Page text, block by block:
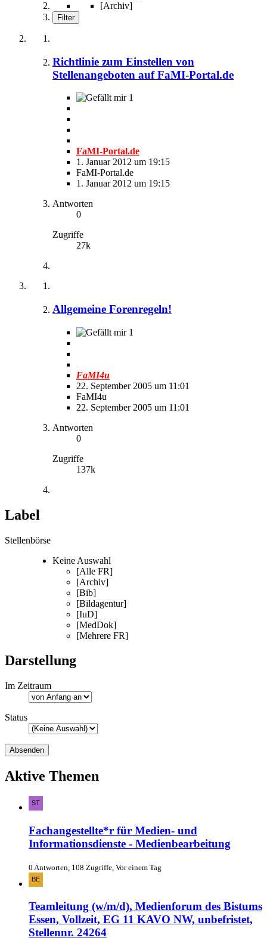
[Archiv]
Filter
Richtlinie zum Einstellen von
Stellenangeboten auf FaMI-Portal.de
1
FaMI-Portal.de
1. Januar 2012 um 19:15
FaMI-Portal.de
1. Januar 2012 um 19:15
Antworten
0
Zugriffe
27k
Allgemeine Forenregeln!
1
FaMI4u
22. September 2005 um 11:01
FaMI4u
22. September 2005 um 11:01
Antworten
0
Zugriffe
137k
Label
Stellenbörse
Keine Auswahl
[Alle FR]
[Archiv]
[Bib]
[Bildagentur]
[IuD]
[MedDok]
[Mehrere FR]
Darstellung
Im Zeitraum
Status
Aktive Themen
Fachangestellte*r für Medien- und
Informationsdienste - Medienbearbeitung
0 Antworten, 108 Zugriffe, Vor einem Tag
Teamleitung (w/m/d), Medienforum des Bistums
Essen, Vollzeit, EG 11 KAVO NW, unbefristet,
Stellennr. 24264